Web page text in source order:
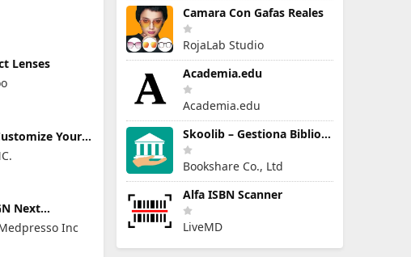
Lenses
Your
Next
Inc
Camara Con Gafas Reales
RojaLab Studio
Academia.edu
Academia.edu
Skoolib – Gestiona Biblioteca
Bookshare Co., Ltd
Alfa ISBN Scanner
LiveMD